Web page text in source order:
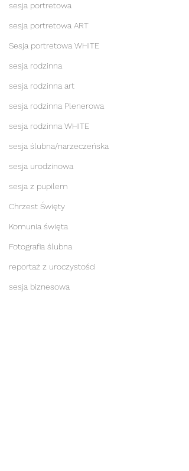
sesja portretowa
sesja portretowa ART
Sesja portretowa WHITE
sesja rodzinna
sesja rodzinna art
sesja rodzinna Plenerowa
sesja rodzinna WHITE
sesja ślubna/narzeczeńska
sesja urodzinowa
sesja z pupilem
Chrzest Święty
Komunia święta
Fotografia ślubna
reportaż z uroczystości
sesja biznesowa